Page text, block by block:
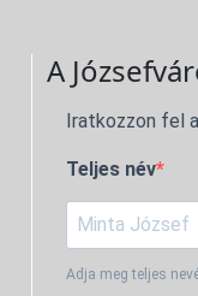
A
Iratkozzon fel
Teljes név
Adja meg teljes